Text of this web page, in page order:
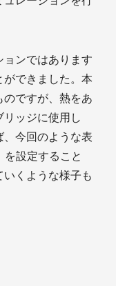
ョンではあります
ができました。本
ですが、熱をあ
リッジに使用し
、今回のような表
を設定すること
くような様子も